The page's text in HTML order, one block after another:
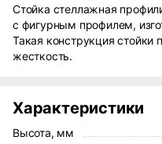
Стойка стеллажная
с фигурным профилем,
Такая конструкция
жесткость.
Характеристики
Высота, мм